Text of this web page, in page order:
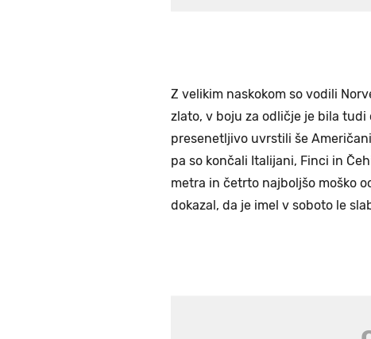
Z velikim naskokom so vodili
zlato, v boju za odličje je bila
presenetljivo uvrstili še
pa so končali Italijani, Finci in
metra in četrto najboljšo moško
dokazal, da je imel v soboto le